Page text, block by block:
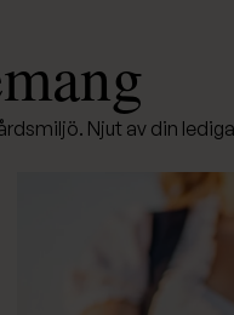
Njut av din